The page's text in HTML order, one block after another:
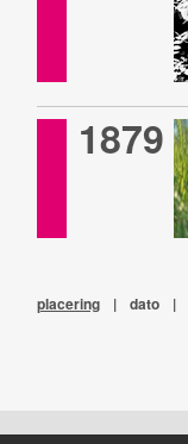
1879
placering | dato |